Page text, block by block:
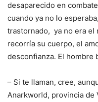
desaparecido en
cuando ya no lo
trastornado, ya no era el
recorría su cuerpo, el
desconfianza. El hombre
– Si te llaman, cree,
Anarkworld, provincia de